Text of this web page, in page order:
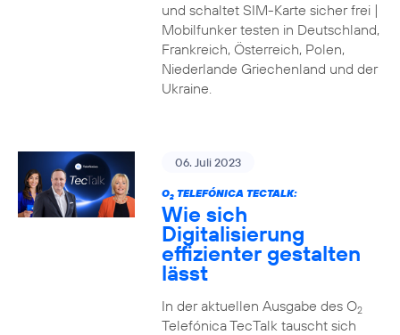
und schaltet SIM-Karte sicher frei |
Mobilfunker testen in Deutschland,
Frankreich, Österreich, Polen,
Niederlande Griechenland und der
Ukraine.
06. Juli 2023
O2TELEFÓNICA TECTALK:
Wie sich
Digitalisierung
effizienter gestalten
lässt
In der aktuellen Ausgabe des O2
Telefónica TecTalk tauscht sich